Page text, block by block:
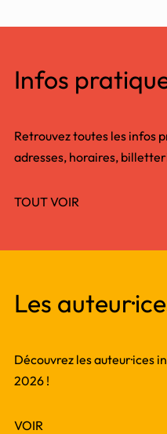
Infos
Retrouvez toutes les infos
adresses, horaires,
TOUT VOIR
Les
Découvrez les auteur·ices
2026 !
VOIR